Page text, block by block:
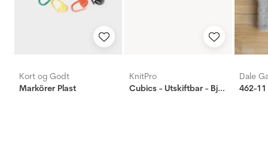
Kort og Godt
Markörer Plast
KnitPro
Cubics - Utskiftbar - Bjørk - 5mm
Dale
462-